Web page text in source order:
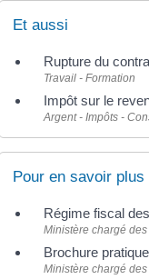
Et aussi
Rupture du
Travail - Formation
Impôt sur le
Argent - Impôts -
Pour en savoir plus
Régime fiscal
Ministère chargé
Brochure
Ministère chargé